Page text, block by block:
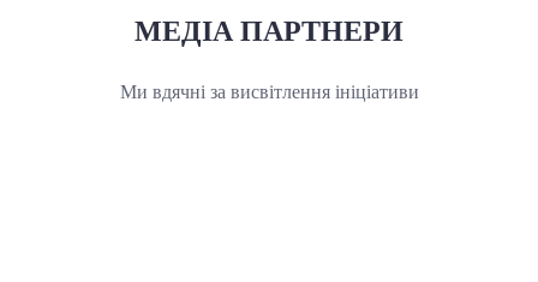
МЕДІА ПАРТНЕРИ
Ми вдячні за висвітлення ініціативи